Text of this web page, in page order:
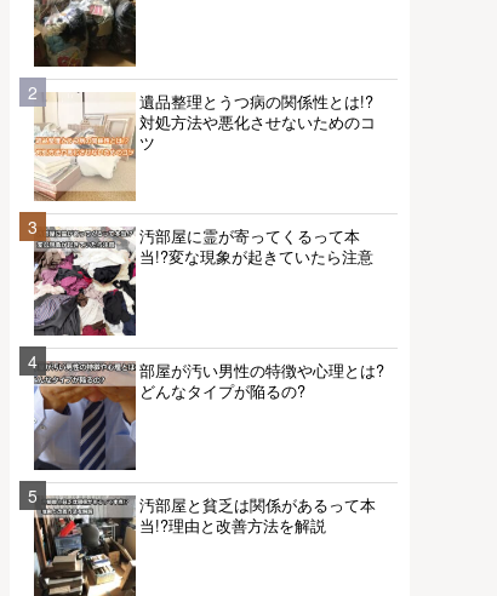
2
遺品整理とうつ病の関係性とは!?
対処方法や悪化させないためのコ
ツ
3
汚部屋に霊が寄ってくるって本
当!?変な現象が起きていたら注意
4
部屋が汚い男性の特徴や心理とは?
どんなタイプが陥るの?
5
汚部屋と貧乏は関係があるって本
当!?理由と改善方法を解説